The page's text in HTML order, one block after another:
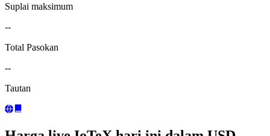
Suplai maksimum
--
Total Pasokan
--
Tautan